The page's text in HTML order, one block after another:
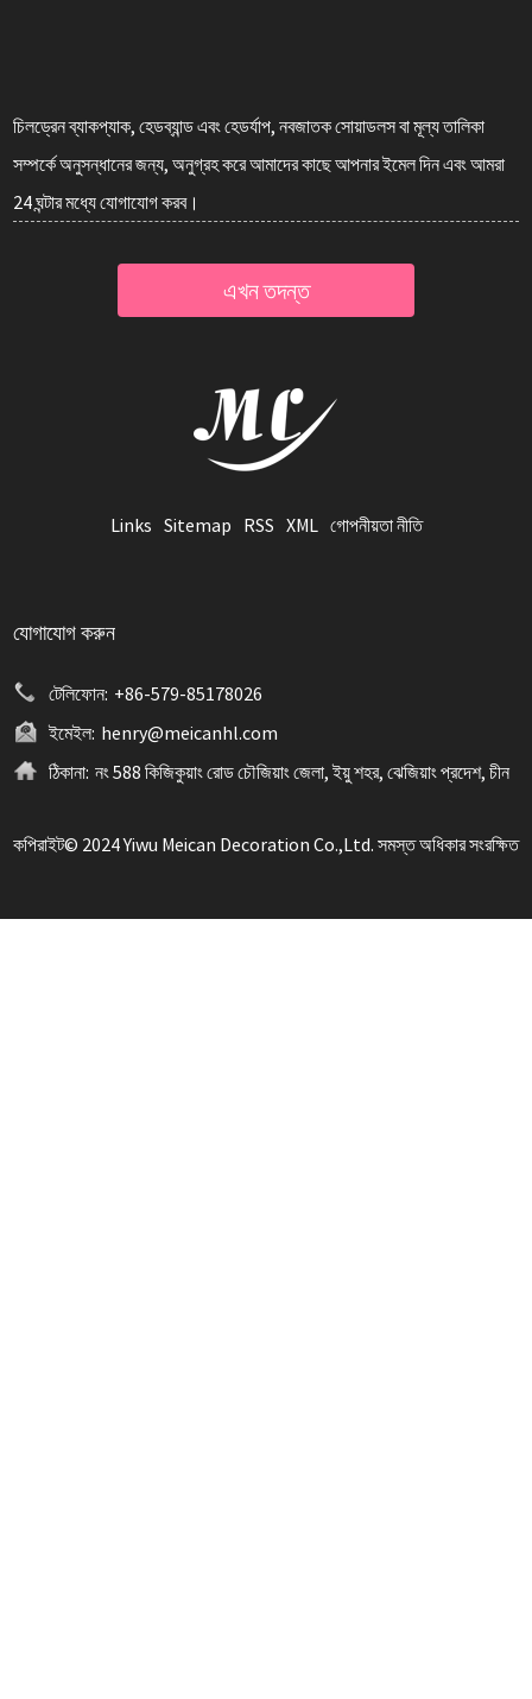
চিলড্রেন ব্যাকপ্যাক, হেডব্যান্ড এবং হেডর্যাপ, নবজাতক সোয়াডলস বা মূল্য তালিকা
সম্পর্কে অনুসন্ধানের জন্য, অনুগ্রহ করে আমাদের কাছে আপনার ইমেল দিন এবং আমরা
24 ঘন্টার মধ্যে যোগাযোগ করব।
এখন তদন্ত
Links Sitemap RSS XML গোপনীয়তা নীতি
যোগাযোগ করুন
টেলিফোন: +86-579-85178026
ইমেইল: henry@meicanhl.com
ঠিকানা: নং 588 কিজিকুয়াং রোড চৌজিয়াং জেলা, ইয়ু শহর, ঝেজিয়াং প্রদেশ, চীন
কপিরাইট© 2024 Yiwu Meican Decoration Co.,Ltd. সমস্ত অধিকার সংরক্ষিত